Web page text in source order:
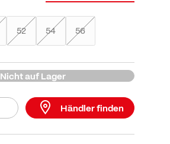
52 54 56
Nicht auf Lager
Händler finden